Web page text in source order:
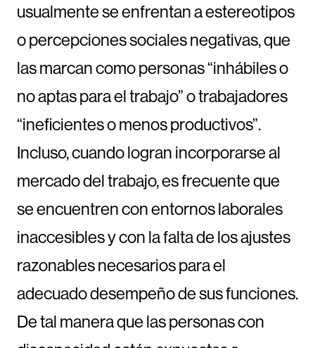
usualmente se enfrentan a estereotipos
o percepciones sociales negativas, que
las marcan como personas “inhábiles o
no aptas para el trabajo” o trabajadores
“ineficientes o menos productivos”.
Incluso, cuando logran incorporarse al
mercado del trabajo, es frecuente que
se encuentren con entornos laborales
inaccesibles y con la falta de los ajustes
razonables necesarios para el
adecuado desempeño de sus funciones.
De tal manera que las personas con